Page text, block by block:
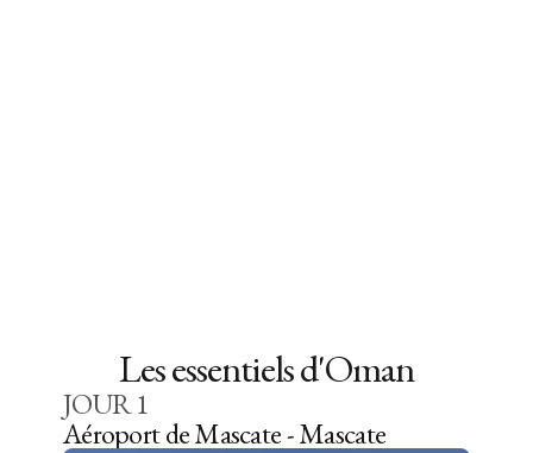
Les essentiels d'Oman
JOUR1
Aéroport de Mascate - Mascate